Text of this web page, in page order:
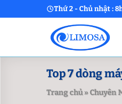
to
Thứ 2 - Chủ nhật :
Top 7 dòng
Trang chủ»Chuyên